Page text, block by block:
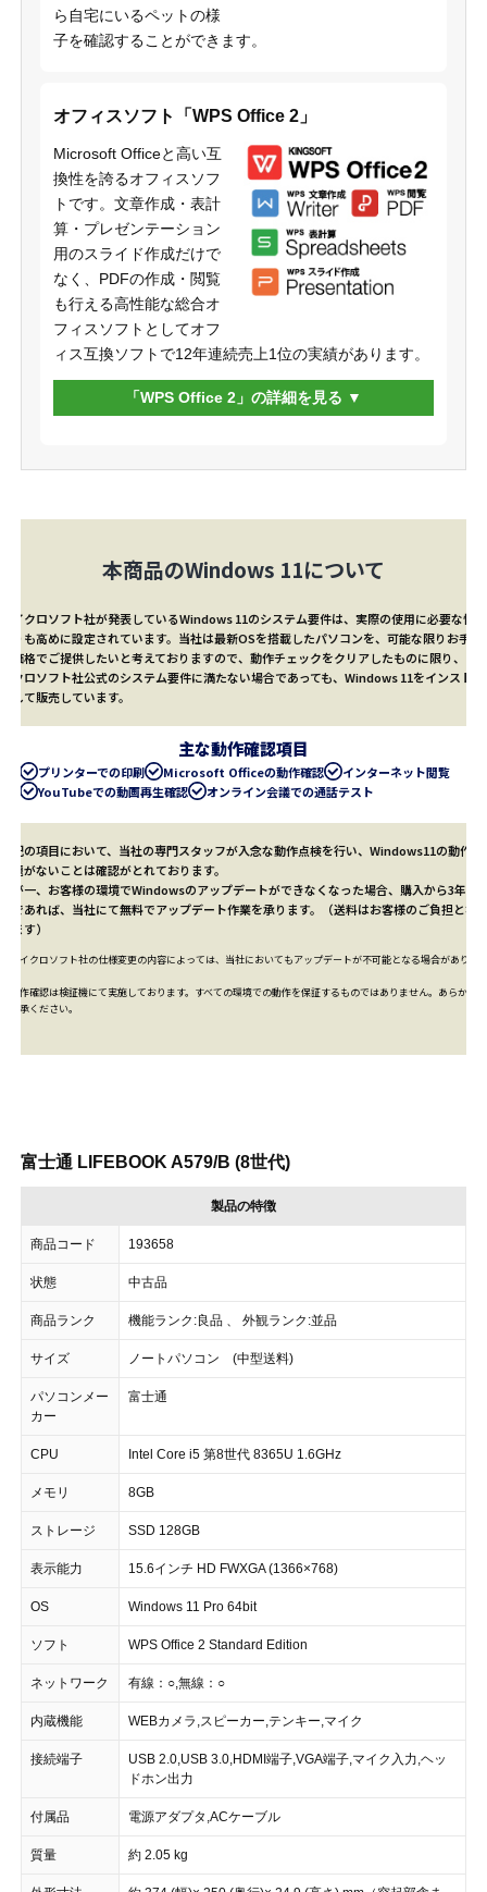
ら自宅にいるペットの様
子を確認することができます。
オフィスソフト「WPS Office 2」
Microsoft Officeと高い互
換性を誇るオフィスソフ
トです。文章作成・表計
算・プレゼンテーション
用のスライド作成だけで
なく、PDFの作成・閲覧
も行える高性能な総合オ
フィスソフトとしてオフ
ィス互換ソフトで12年連続売上1位の実績があります。
「WPS Office 2」の詳細を見る
本商品のWindows 11について
マイクロソフト社が発表しているWindows 11のシステム要件は、実際の使用に必要な性能
よりも高めに設定されています。当社は最新OSを搭載したパソコンを、可能な限りお手頃
な価格でご提供したいと考えておりますので、動作チェックをクリアしたものに限り、マ
イクロソフト社公式のシステム要件に満たない場合であっても、Windows 11をインストー
ルして販売しています。
主な動作確認項目
プリンターでの印刷 Microsoft Officeの動作確認
インターネット閲覧
YouTubeでの動画再生確認
オンライン会議での通話テスト
上記の項目において、当社の専門スタッフが入念な動作点検を行い、Windows11の動作に
問題がないことは確認がとれております。
万が一、お客様の環境でWindowsのアップデートができなくなった場合、購入から3年以
内であれば、当社にて無料でアップデート作業を承ります。（送料はお客様のご負担とな
ります）
※マイクロソフト社の仕様変更の内容によっては、当社においてもアップデートが不可能となる場合がありま
※動作確認は検証機にて実施しております。すべての環境での動作を保証するものではありません。あらかじめ
ご了承ください。
富士通 LIFEBOOK A579/B (8世代)
製品の特徴
商品コード 193658
状態 中古品
商品ランク 機能ランク:良品 、 外観ランク:並品
サイズ ノートパソコン (中型送料)
パソコンメー
カー
富士通
CPU Intel Core i5 第8世代 8365U 1.6GHz
メモリ 8GB
ストレージ SSD 128GB
表示能力 15.6インチ HD FWXGA (1366×768)
OS Windows 11 Pro 64bit
ソフト WPS Office 2 Standard Edition
ネットワーク 有線：○,無線：○
内蔵機能 WEBカメラ,スピーカー,テンキー,マイク
接続端子
USB 2.0,USB 3.0,HDMI端子,VGA端子,マイク入力,ヘッ
ドホン出力
付属品 電源アダプタ,ACケーブル
質量 約 2.05 kg